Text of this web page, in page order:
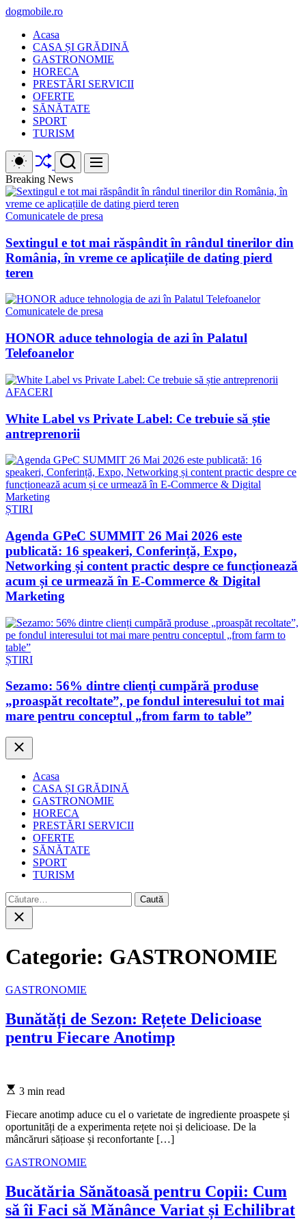
Skip
content
dogmobile.ro
Acasa
CASA ȘI GRĂDINĂ
GASTRONOMIE
HORECA
PRESTĂRI SERVICII
OFERTE
SĂNĂTATE
SPORT
TURISM
Switch
color
mode
ShuffleSearch Menu
Breaking News
Comunicatele de presa
Sextingul e tot mai răspândit în rândul tinerilor din
România, în vreme ce aplicațiile de dating pierd
teren
Comunicatele de presa
HONOR aduce tehnologia de azi în Palatul
Telefoanelor
AFACERI
White Label vs Private Label: Ce trebuie să știe
antreprenorii
ȘTIRI
Agenda GPeC SUMMIT 26 Mai 2026 este
publicată: 16 speakeri, Conferință, Expo,
Networking și content practic despre ce funcționează
acum și ce urmează în E-Commerce & Digital
Marketing
ȘTIRI
Sezamo: 56% dintre clienți cumpără produse
„proaspăt recoltate”, pe fondul interesului tot mai
mare pentru conceptul „from farm to table”
Close
Acasa
CASA ȘI GRĂDINĂ
GASTRONOMIE
HORECA
PRESTĂRI SERVICII
OFERTE
SĂNĂTATE
SPORT
TURISM
Caută
după:
Close
search
Categorie: GASTRONOMIE
Categories
GASTRONOMIE
Bunătăți de Sezon: Rețete Delicioase
pentru Fiecare Anotimp
Estimated
time
3 min read
Fiecare anotimp aduce cu el o varietate de ingrediente proaspete și
oportunități de a experimenta rețete noi și delicioase. De la
mâncăruri sățioase și reconfortante […]
Categories
GASTRONOMIE
Bucătăria Sănătoasă pentru Copii: Cum
să îi Faci să Mănânce Variat și Echilibrat